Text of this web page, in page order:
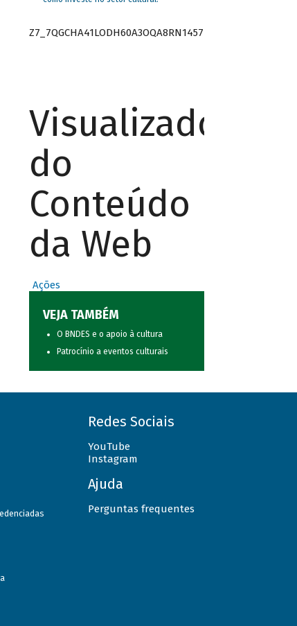
Z7_7QGCHA41LODH60A3OQA8RN1457
Visualizador
do
Conteúdo
da Web
Ações
VEJA TAMBÉM
O BNDES e o apoio à cultura
Patrocínio a eventos culturais
Redes Sociais
YouTube
Instagram
Ajuda
Perguntas frequentes